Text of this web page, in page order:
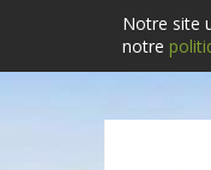
Notre site
notre